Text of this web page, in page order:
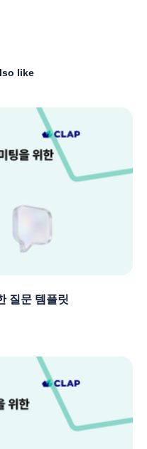
like
질문 템플릿